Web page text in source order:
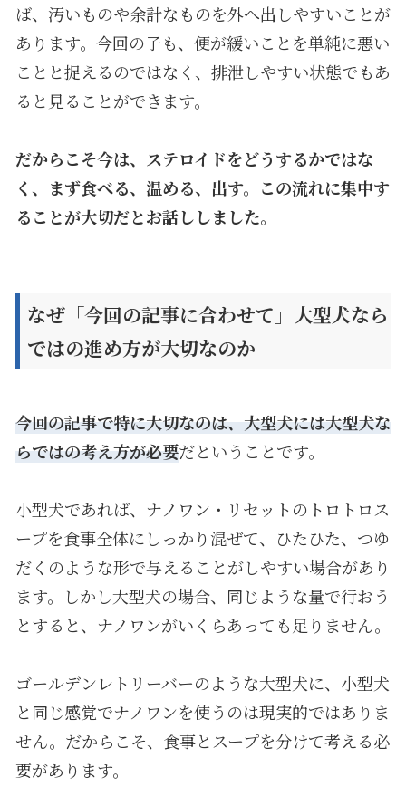
ば、汚いものや余計なものを外へ出しやすいことが
あります。今回の子も、便が緩いことを単純に悪い
ことと捉えるのではなく、排泄しやすい状態でもあ
ると見ることができます。
だからこそ今は、ステロイドをどうするかではな
く、まず食べる、温める、出す。この流れに集中す
ることが大切だとお話ししました。
なぜ「今回の記事に合わせて」大型犬なら
ではの進め方が大切なのか
今回の記事で特に大切なのは、大型犬には大型犬な
らではの考え方が必要だということです。
小型犬であれば、ナノワン・リセットのトロトロス
ープを食事全体にしっかり混ぜて、ひたひた、つゆ
だくのような形で与えることがしやすい場合があり
ます。しかし大型犬の場合、同じような量で行おう
とすると、ナノワンがいくらあっても足りません。
ゴールデンレトリーバーのような大型犬に、小型犬
と同じ感覚でナノワンを使うのは現実的ではありま
せん。だからこそ、食事とスープを分けて考える必
要があります。